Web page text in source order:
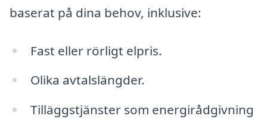
baserat på dina behov, inklusive:
Fast eller rörligt elpris.
Olika avtalslängder.
Tilläggstjänster som energirådgivning